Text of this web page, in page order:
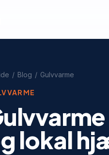
/ Blog / Gulvvarme
lokal